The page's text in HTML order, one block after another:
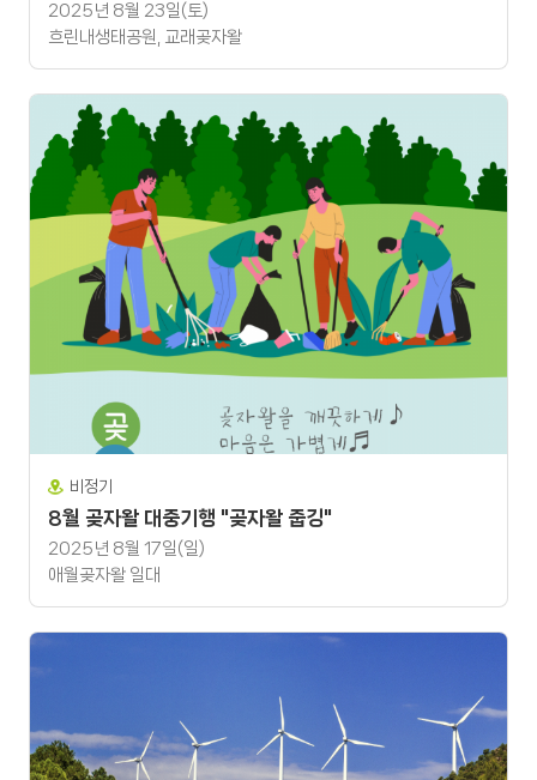
2025년 8월 23일(토)
흐린내생태공원, 교래곶자왈
비정기
8월 곶자왈 대중기행 "곶자왈 줍깅"
2025년 8월 17일(일)
애월곶자왈 일대